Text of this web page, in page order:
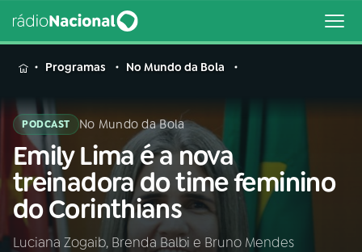
MENU
Buscar
na
Rádio
Nacional
Buscar
AO VIVO
Programas No Mundo da Bola
PODCAST No Mundo da Bola
Emily Lima é a nova
treinadora do time feminino
do Corinthians
Luciana Zogaib, Brenda Balbi e Bruno Mendes